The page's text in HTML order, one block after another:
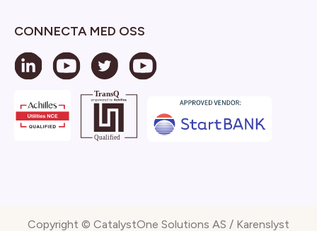
CONNECTA MED OSS
Copyright © CatalystOne Solutions AS / Karenslyst